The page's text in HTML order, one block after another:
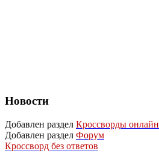
Новости
Добавлен раздел Кроссворды онлайн
Добавлен раздел Форум
Кроссворд без ответов